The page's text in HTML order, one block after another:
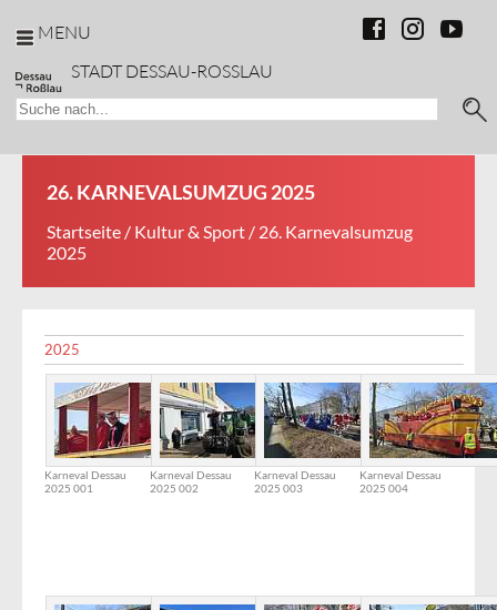
MENU
STADT DESSAU-ROSSLAU
26. KARNEVALSUMZUG 2025
Startseite / Kultur & Sport / 26. Karnevalsumzug
2025
2025
Karneval Dessau
2025 001
Karneval Dessau
2025 002
Karneval Dessau
2025 003
Karneval Dessau
2025 004